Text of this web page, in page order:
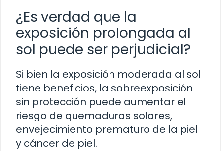
¿Es verdad que la
exposición prolongada al
sol puede ser perjudicial?
Si bien la exposición moderada al sol
tiene beneficios, la sobreexposición
sin protección puede aumentar el
riesgo de quemaduras solares,
envejecimiento prematuro de la piel
y cáncer de piel.